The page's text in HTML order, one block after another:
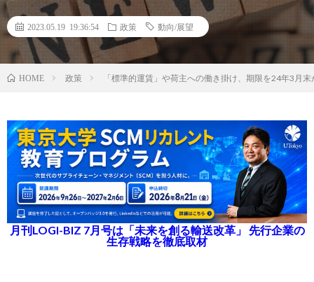
2023.05.19 19:36:54 政策 動向/展望
HOME 政策 「標準的運賃」や荷主への働き掛け、期限を24年3月
月刊LOGI-BIZ 7月号は「未来を創る輸送改革」 先行企業の
生存戦略を徹底取材